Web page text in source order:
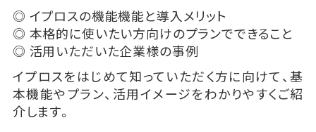
◎ イプロスの機能機能と導入メリット
◎ 本格的に使いたい方向けのプランでできること
◎ 活用いただいた企業様の事例
イプロスをはじめて知っていただく方に向けて、基
本機能やプラン、活用イメージをわかりやすくご紹
介します。